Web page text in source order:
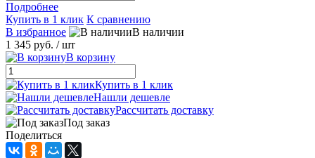
Подробнее
Купить в 1 клик К сравнению
В избранное
В наличии
1 345 руб. / шт
В корзину
Купить в 1 клик
Нашли дешевле
Рассчитать доставку
Под заказ
Поделиться